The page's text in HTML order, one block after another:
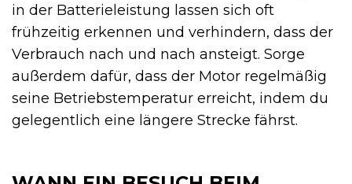
in der Batterieleistung lassen sich oft
frühzeitig erkennen und verhindern, dass der
Verbrauch nach und nach ansteigt. Sorge
außerdem dafür, dass der Motor regelmäßig
seine Betriebstemperatur erreicht, indem du
gelegentlich eine längere Strecke fährst.